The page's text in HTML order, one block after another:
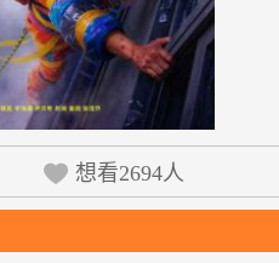
 想看2694人